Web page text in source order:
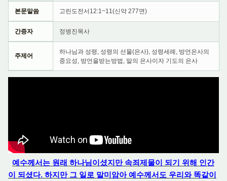
본문말씀 고린도전서12:1~11(신약 277면)
간증자 정병진목사
주제어
하나님과 성령, 성령의 선물(은사), 성령세례, 방언은사의
중요성, 방언을받는방법, 말의 은사이자 기도의 은사
예수께서는 원래 하나님이셨지만 속죄제물이 되기 위해 인간
이 되셨다. 하지만 그 일로 말미암아 예수께서도 우리와 똑같이